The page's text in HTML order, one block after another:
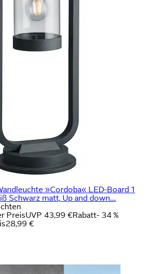
»Cordoba« LED-Board 1
Schwarz matt, Up and down...
PreisUVP 43,99 €Rabatt- 34 %
28,99 €